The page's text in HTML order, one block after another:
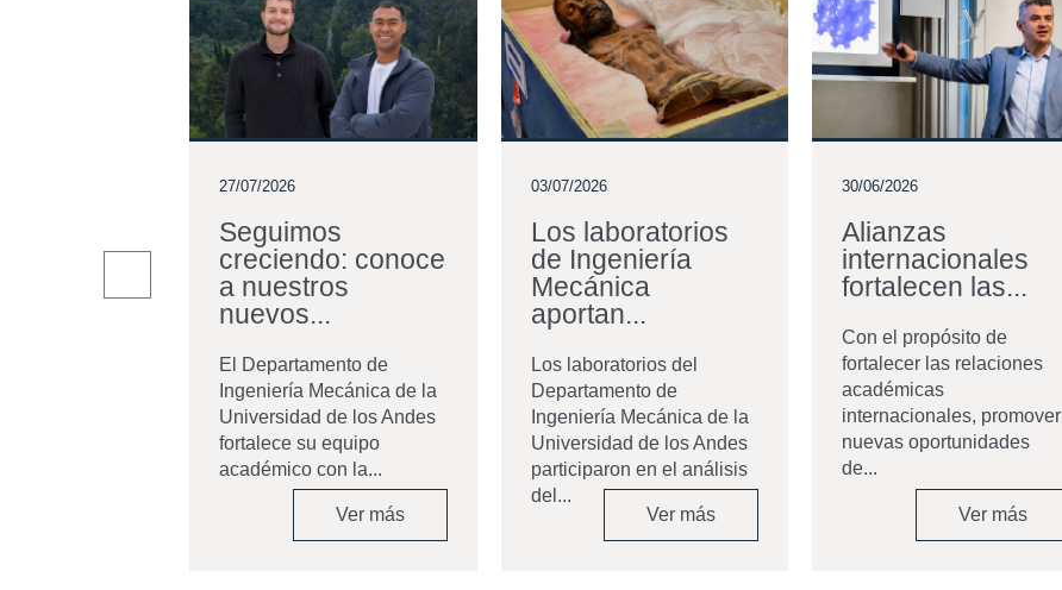
27/07/2026
Seguimos
creciendo: conoce
a nuestros
nuevos...
El Departamento de
Ingeniería Mecánica de la
Universidad de los Andes
fortalece su equipo
académico con la...
Ver más
03/07/2026
Los laboratorios
de Ingeniería
Mecánica
aportan...
Los laboratorios del
Departamento de
Ingeniería Mecánica de la
Universidad de los Andes
participaron en el análisis
del...
Ver más
30/06/2026
Alianzas
internacionales
fortalecen las...
Con el propósito de
fortalecer las relaciones
académicas
internacionales, promover
nuevas oportunidades
de...
Ver más